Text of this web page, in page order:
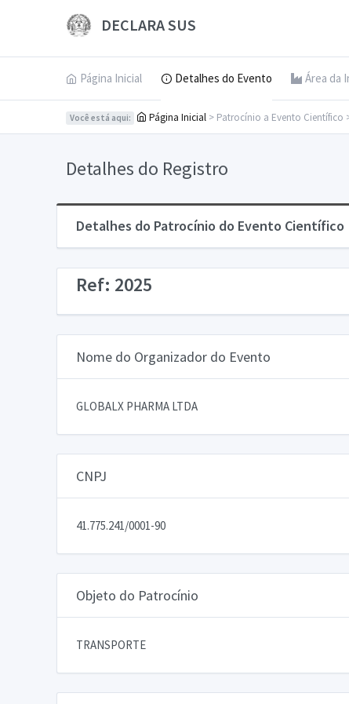
DECLARA SUS
Página Inicial Detalhes do Evento Área da
Você está aqui: Página Inicial > Patrocínio a Evento Científico
Detalhes do Registro
Detalhes do Patrocínio do Evento Científico
Ref: 2025
Nome do Organizador do Evento
GLOBALX PHARMA LTDA
CNPJ
41.775.241/0001-90
Objeto do Patrocínio
TRANSPORTE